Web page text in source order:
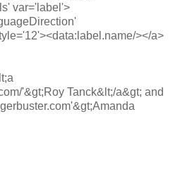
var='label'>
></a>
'&gt;Roy Tanck&lt;/a&gt; and